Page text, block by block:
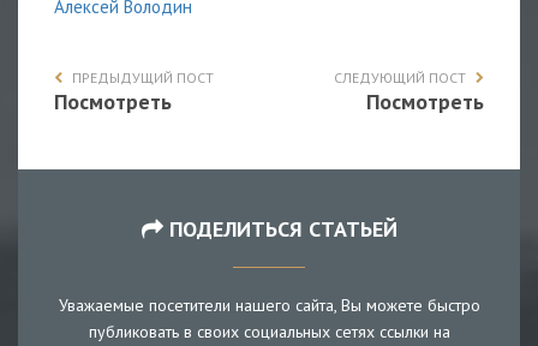
Алексей Володин
ПРЕДЫДУЩИЙ ПОСТ
Посмотреть
СЛЕДУЮЩИЙ ПОСТ
Посмотреть
ПОДЕЛИТЬСЯ СТАТЬЕЙ
Уважаемые посетители нашего сайта, Вы можете быстро
публиковать в своих социальных сетях ссылки на